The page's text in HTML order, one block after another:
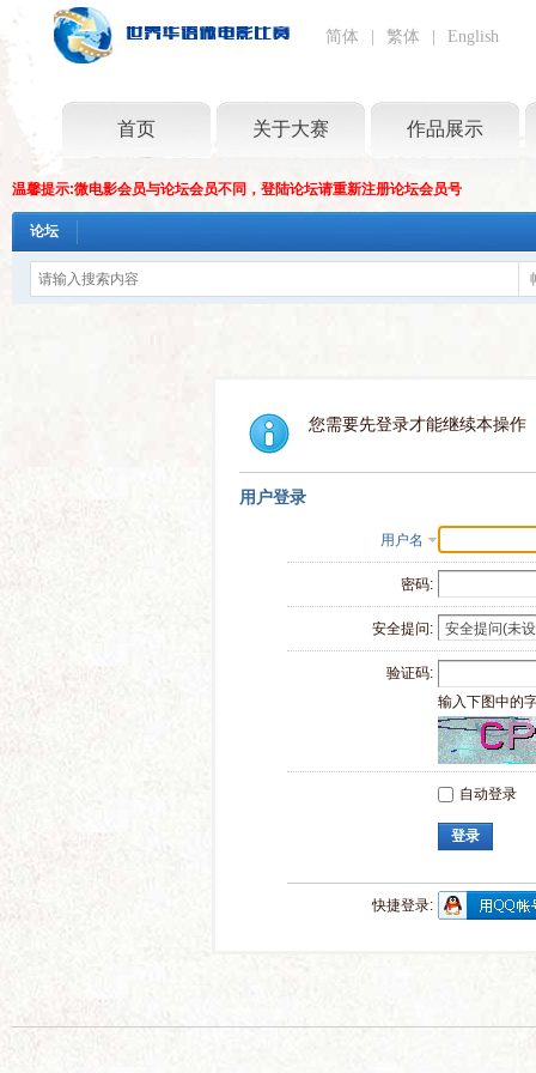
简体 繁体 English
首页 关于大赛 作品展示
温馨提示:微电影会员与论坛会员不同，登陆论坛请重新注册论坛会员号
论坛
您需要先登录才能继续本操作
用户登录
用户名
密码:
安全提问:
验证码:
输入下图中的
自动登录
登录
快捷登录: